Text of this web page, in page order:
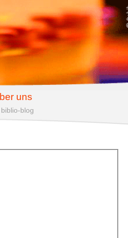
uns
biblio-blog